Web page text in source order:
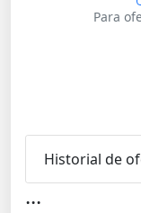
Para
Historial de
...